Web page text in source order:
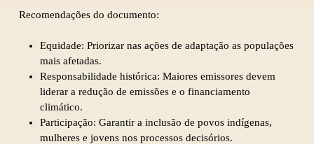
Recomendações do documento:
Equidade: Priorizar nas ações de adaptação as populações
mais afetadas.
Responsabilidade histórica: Maiores emissores devem
liderar a redução de emissões e o financiamento
climático.
Participação: Garantir a inclusão de povos indígenas,
mulheres e jovens nos processos decisórios.